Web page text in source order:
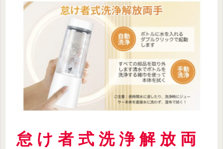
怠 け 者 式 洗 浄 解 放 両